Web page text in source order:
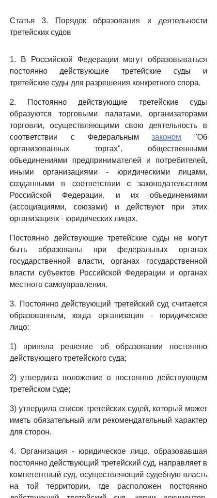
Статья 3. Порядок образования и деятельности
третейских судов
1. В Российской Федерации могут образовываться
постоянно действующие третейские суды и
третейские суды для разрешения конкретного спора.
2. Постоянно действующие третейские суды
образуются торговыми палатами, организаторами
торговли, осуществляющими свою деятельность в
соответствии с Федеральнымзаконом "Об
организованных торгах", общественными
объединениями предпринимателей и потребителей,
иными организациями - юридическими лицами,
созданными в соответствии с законодательством
Российской Федерации, и их объединениями
(ассоциациями, союзами) и действуют при этих
организациях - юридических лицах.
Постоянно действующие третейские суды не могут
быть образованы при федеральных органах
государственной власти, органах государственной
власти субъектов Российской Федерации и органах
местного самоуправления.
3. Постоянно действующий третейский суд считается
образованным, когда организация - юридическое
лицо:
1) приняла решение об образовании постоянно
действующего третейского суда;
2) утвердила положение о постоянно действующем
третейском суде;
3) утвердила список третейских судей, который может
иметь обязательный или рекомендательный характер
для сторон.
4. Организация - юридическое лицо, образовавшая
постоянно действующий третейский суд, направляет в
компетентный суд, осуществляющий судебную власть
на той территории, где расположен постоянно